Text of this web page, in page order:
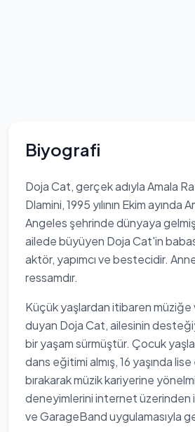
Biyografi
Doja Cat, gerçek adıyla Amala
Dlamini, 1995 yılının Ekim ayında
Angeles şehrinde dünyaya
ailede büyüyen Doja Cat'in
aktör, yapımcı ve bestecidir.
ressamdır.
Küçük yaşlardan itibaren müziğe
duyan Doja Cat, ailesinin
bir yaşam sürmüştür. Çocuk
dans eğitimi almış, 16 yaşında
bırakarak müzik kariyerine
deneyimlerini internet üzerinden
ve GarageBand uygulamasıyla